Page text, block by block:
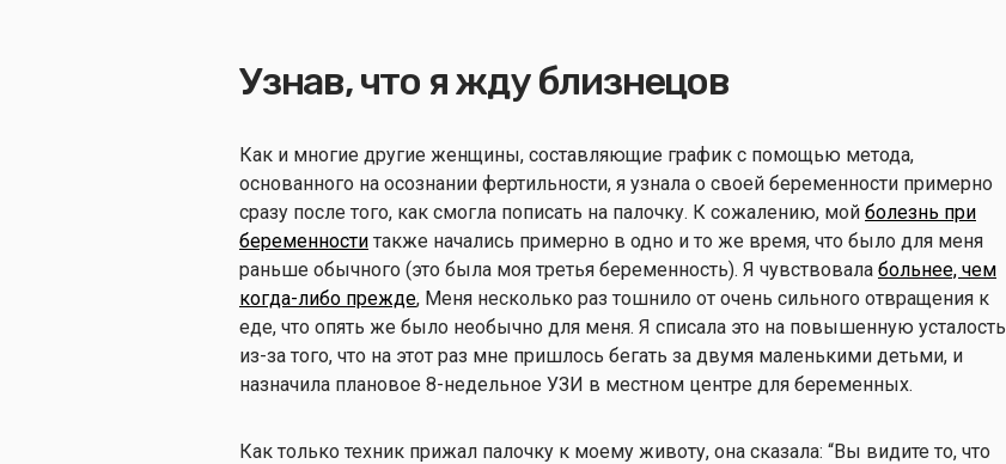
Узнав, что я жду близнецов
Как и многие другие женщины, составляющие график с помощью метода,
основанного на осознании фертильности, я узнала о своей беременности примерно
сразу после того, как смогла пописать на палочку. К сожалению, мой болезнь при
беременности также начались примерно в одно и то же время, что было для меня
раньше обычного (это была моя третья беременность). Я чувствовала больнее, чем
когда-либо прежде, Меня несколько раз тошнило от очень сильного отвращения к
еде, что опять же было необычно для меня. Я списала это на повышенную усталость
из-за того, что на этот раз мне пришлось бегать за двумя маленькими детьми, и
назначила плановое 8-недельное УЗИ в местном центре для беременных.
Как только техник прижал палочку к моему животу, она сказала: “Вы видите то, что